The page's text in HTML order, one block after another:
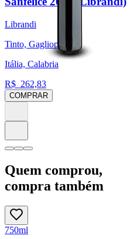
Librandi
Tinto, Gaglioppo
Itália, Calabria
R$ 262,83
COMPRAR
Quem comprou,
compra também
750ml